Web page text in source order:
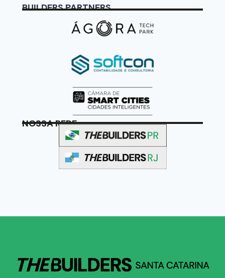
BUILDERS PARTNERS
NOSSA REDE